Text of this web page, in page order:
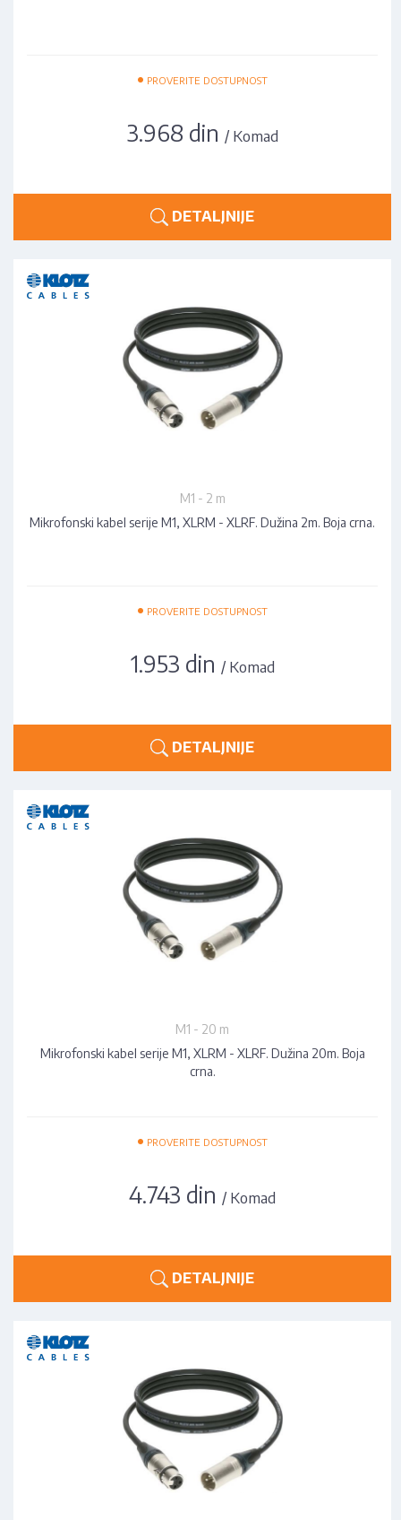
• PROVERITE DOSTUPNOST
3.968 din / Komad
DETALJNIJE
M1 - 2 m
Mikrofonski kabel serije M1, XLRM - XLRF. Dužina 2m. Boja crna.
• PROVERITE DOSTUPNOST
1.953 din / Komad
DETALJNIJE
M1 - 20 m
Mikrofonski kabel serije M1, XLRM - XLRF. Dužina 20m. Boja
crna.
• PROVERITE DOSTUPNOST
4.743 din / Komad
DETALJNIJE